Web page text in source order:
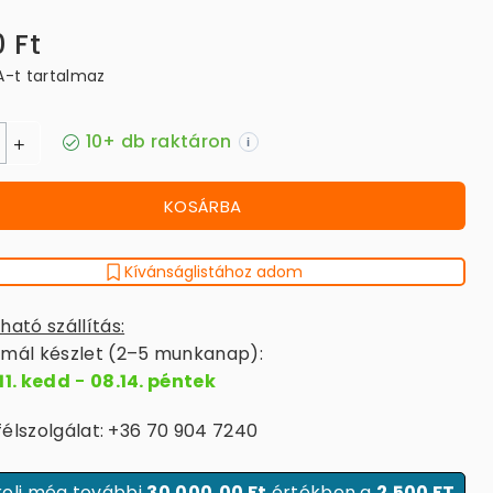
Ft
t tartalmaz
10+ db raktáron i
KOSÁRBA
Kívánságlistához adom
szállítás:
készlet (2–5 munkanap):
kedd - 08.14. péntek
+36 70 904 7240